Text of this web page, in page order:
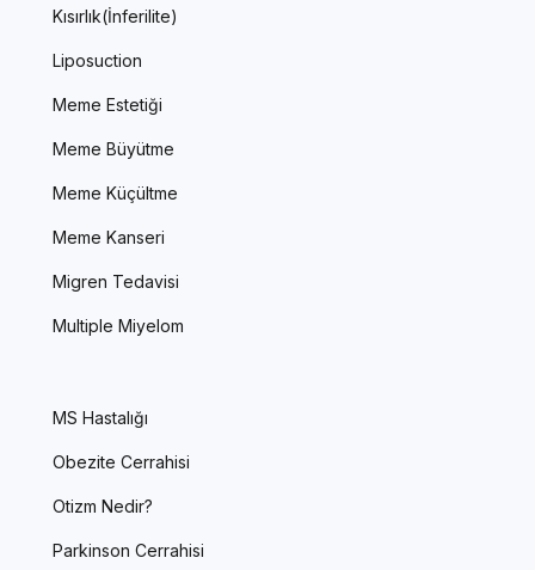
Kısırlık(İnferilite)
Liposuction
Meme Estetiği
Meme Büyütme
Meme Küçültme
Meme Kanseri
Migren Tedavisi
Multiple Miyelom
MS Hastalığı
Obezite Cerrahisi
Otizm Nedir?
Parkinson Cerrahisi